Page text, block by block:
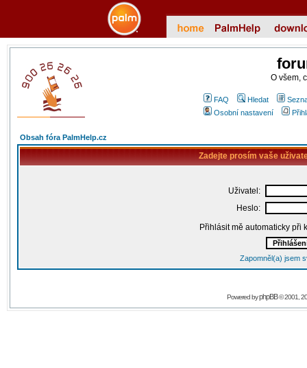
O všem,
FAQ Hledat
Osobní nastavení
Obsah fóra PalmHelp.cz
Zadejte prosím vaše
Uživatel:
Heslo:
Přihlásit mě automaticky při
Zapomněl(a) jsem
Powered byphpBB© 2001,